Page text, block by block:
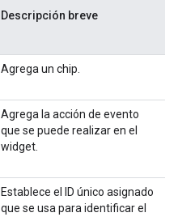
Descripción breve
Agrega un chip.
Agrega la acción de evento
que se puede realizar en el
widget.
Establece el ID único asignado
que se usa para identificar el